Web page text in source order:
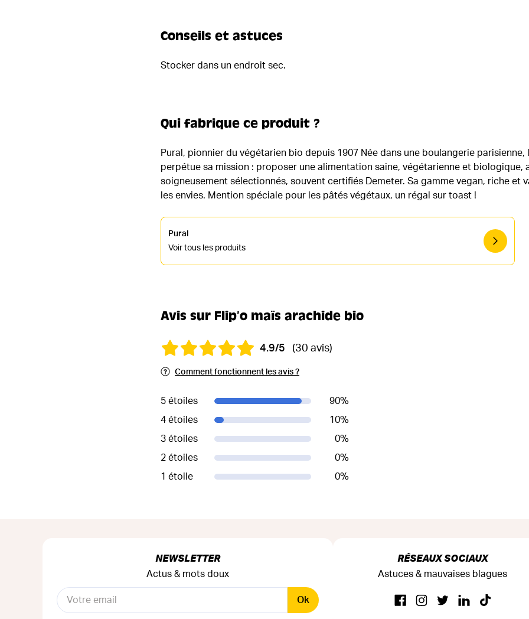
Conseils et astuces
Stocker dans un endroit sec.
Qui fabrique ce produit ?
Pural, pionnier du végétarien bio depuis 1907 Née dans une boulangerie parisienne,
perpétue sa mission : proposer une alimentation saine, végétarienne et biologique,
soigneusement sélectionnés, souvent certifiés Demeter. Sa gamme vegan, riche et
les envies. Mention spéciale pour les pâtés végétaux, un régal sur toast !
Pural
Voir tous les produits
Avis sur Flip’o maïs arachide bio
4.9/5 (30 avis)
Comment fonctionnent les avis ?
5 étoiles 90%
4 étoiles
10%
3 étoiles
0%
2 étoiles
0%
1 étoile
0%
NEWSLETTER
Actus & mots doux
Ok
RÉSEAUX SOCIAUX
Astuces & mauvaises blagues